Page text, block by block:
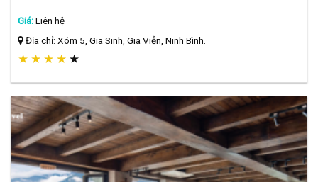
Giá:Liên hệ
Địa chỉ: Xóm 5, Gia Sinh, Gia Viễn, Ninh Bình.
★ ★ ★ ★ ★